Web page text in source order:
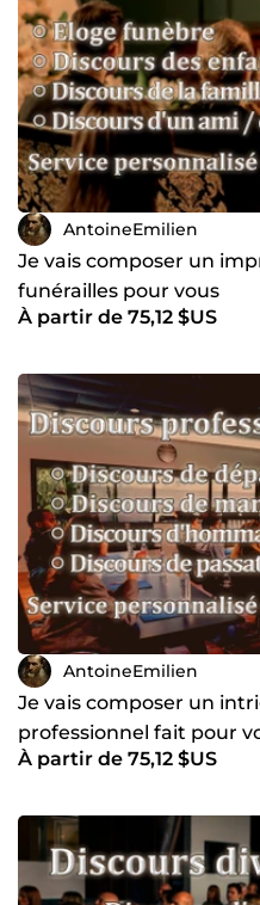
AntoineEmilien
Je vais composer un
funérailles pour vous
À partir de 75,12 $US
AntoineEmilien
Je vais composer un
professionnel fait pour
À partir de 75,12 $US